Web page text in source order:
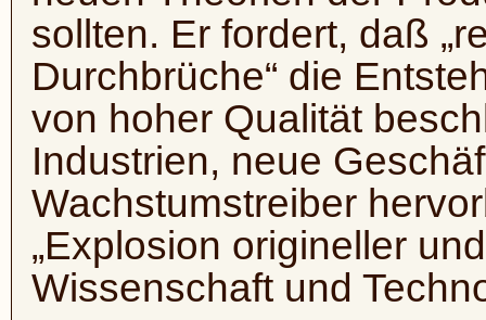
sollten. Er fordert, daß
Durchbrüche“ die
von hoher Qualität
Industrien, neue
Wachstumstreiber
„Explosion origineller
Wissenschaft und